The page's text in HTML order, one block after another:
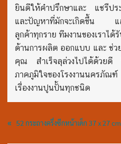
ยินดีให้คำปรึกษาและ แชรืปร
และปัญหาที่มักจะเกิดขึ้น แล
ลูกค้าทุกราย ทีมงานของเราไ
ด้านการผลิต ออกแบบ และ ช่ว
คุณ สำเร็จลุล่วงไปได้ด้วยดี
ภาคภูมิใจของโรงงานนครภัณ
เรื่องงานปูนปั้นทุกชนิด
« 52 กระถางครึ่งซีกหน้าเด็ก 37 x 27 cm